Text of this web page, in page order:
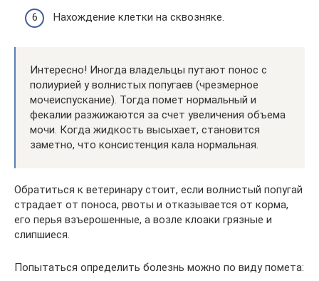
Нахождение клетки на сквозняке.
Интересно! Иногда владельцы путают понос с
полиурией у волнистых попугаев (чрезмерное
мочеиспускание). Тогда помет нормальный и
фекалии разжижаются за счет увеличения объема
мочи. Когда жидкость высыхает, становится
заметно, что консистенция кала нормальная.
Обратиться к ветеринару стоит, если волнистый попугай
страдает от поноса, рвоты и отказывается от корма,
его перья взъерошенные, а возле клоаки грязные и
слипшиеся.
Попытаться определить болезнь можно по виду помета: